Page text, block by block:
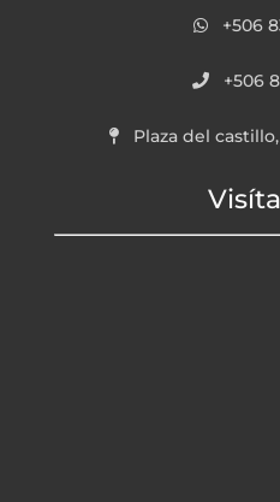
+506
+506
Plaza del